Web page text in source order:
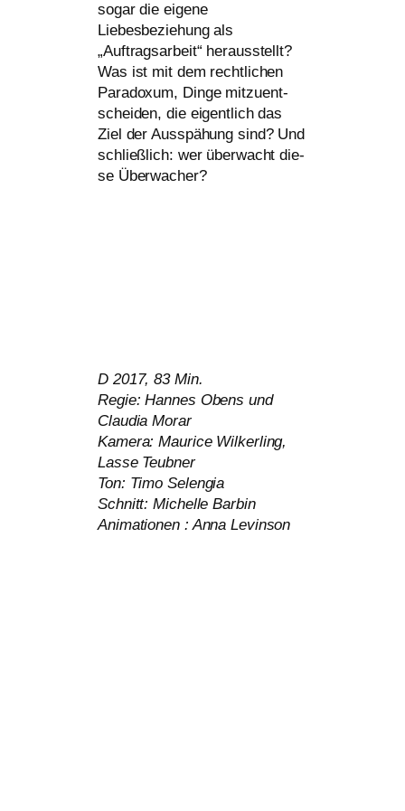
sogar die eige­ne
Liebesbeziehung als
„Auftragsarbeit“ her­aus­stellt?
Was ist mit dem recht­li­chen
Paradoxum, Dinge mit­zu­ent­
schei­den, die eigent­lich das
Ziel der Ausspähung sind? Und
schließ­lich: wer überwacht die­
se Überwacher?
D 2017, 83 Min.
Regie: Hannes Obens und
Claudia Morar
Kamera: Maurice Wilkerling,
Lasse Teubner
Ton: Timo Selengia
Schnitt: Michelle Barbin
Animationen : Anna Levinson